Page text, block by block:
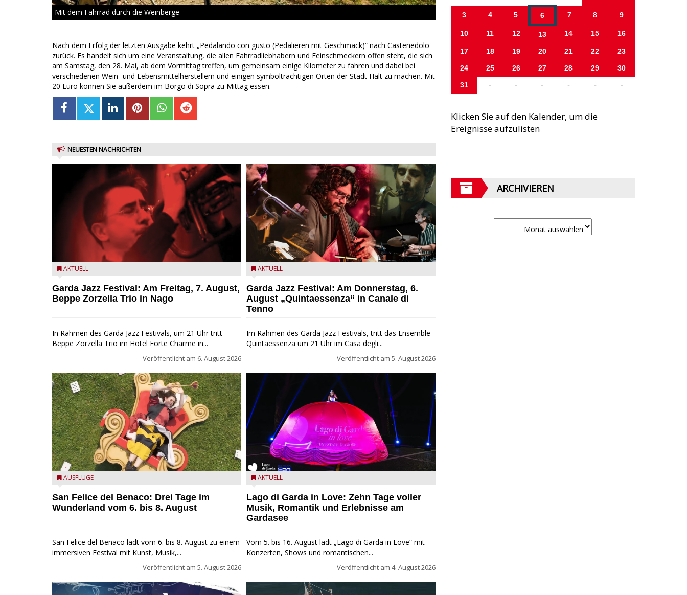
Mit dem Fahrrad durch die Weinberge
Nach dem Erfolg der letzten Ausgabe kehrt „Pedalando con gusto (Pedalieren mit Geschmack)“ nach Castenedolo
zurück. Es handelt sich um eine Veranstaltung, die allen Fahrradliebhabern und Feinschmeckern offen steht, die sich
am Samstag, den 28. Mai, ab dem Vormittag treffen, um gemeinsam einige Kilometer zu fahren und dabei bei
verschiedenen Wein- und Lebensmittelherstellern und einigen symbolträchtigen Orten der Stadt Halt zu machen. Mit
20 Euro können Sie außerdem im Borgo di Sopra zu Mittag essen.
NEUESTEN NACHRICHTEN
Beppe Zorzella Trio zu Gast beim Garda Jazz Festival
AKTUELL
Garda Jazz Festival: Am Freitag, 7. August,
Beppe Zorzella Trio in Nago
In Rahmen des Garda Jazz Festivals, um 21 Uhr tritt
Beppe Zorzella Trio im Hotel Forte Charme in...
Veröffentlicht am 6. August 2026
San Felice del Benaco: Drei Tage im Wunderland
AUSFLÜGE
San Felice del Benaco: Drei Tage im
Wunderland vom 6. bis 8. August
San Felice del Benaco lädt vom 6. bis 8. August zu einem
immersiven Festival mit Kunst, Musik,...
Veröffentlicht am 5. August 2026
Das Ensemble Quintaessenza zu Gast beim Garda Jazz
AKTUELL
Garda Jazz Festival: Am Donnerstag, 6.
August „Quintaessenza“ in Canale di
Tenno
Im Rahmen des Garda Jazz Festivals, tritt das Ensemble
Quintaessenza um 21 Uhr im Casa degli...
Veröffentlicht am 5. August 2026
Lago di Garda in Love
AKTUELL
Lago di Garda in Love: Zehn Tage voller
Musik, Romantik und Erlebnisse am
Gardasee
Vom 5. bis 16. August lädt „Lago di Garda in Love“ mit
Konzerten, Shows und romantischen...
Veröffentlicht am 4. August 2026
3 4 5 6 7 8 9
10 11 12 13 14 15 16
17 18 19 20 21 22 23
24 25 26 27 28 29 30
31 - - - - - -
Klicken Sie auf den Kalender, um die
Ereignisse aufzulisten
ARCHIVIEREN